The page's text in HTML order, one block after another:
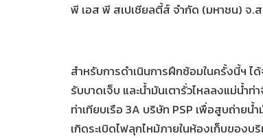
พี เอส พี สเปเชียลตี้ส์ จำกัด (มหาชน) จ.
สำหรับการดำเนินการฝึกซ้อมในครั้งนี้ฯ
รับบาดเจ็บ และน้ำมันเตารั่วไหลลงแม่น้ำ
ท่าเทียบเรือ 3A บริษัท PSP เพื่อสูบถ่าย
เกิดระเบิดไฟลุกไหม้ภายในห้องเก็บของบ